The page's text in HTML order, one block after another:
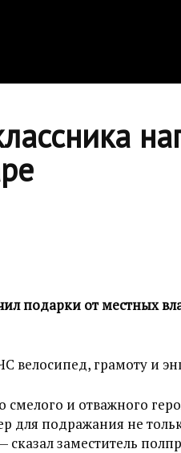
подарки от местных
велосипед, грамоту и
смелого и отважного
для подражания не
сказал заместитель